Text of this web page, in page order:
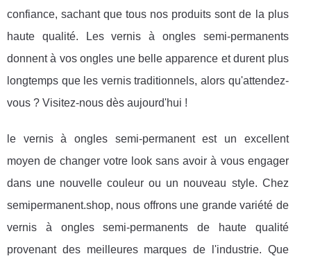
confiance, sachant que tous nos produits sont de la plus
haute qualité. Les vernis à ongles semi-permanents
donnent à vos ongles une belle apparence et durent plus
longtemps que les vernis traditionnels, alors qu'attendez-
vous ? Visitez-nous dès aujourd'hui !
le vernis à ongles semi-permanent est un excellent
moyen de changer votre look sans avoir à vous engager
dans une nouvelle couleur ou un nouveau style. Chez
semipermanent.shop, nous offrons une grande variété de
vernis à ongles semi-permanents de haute qualité
provenant des meilleures marques de l'industrie. Que